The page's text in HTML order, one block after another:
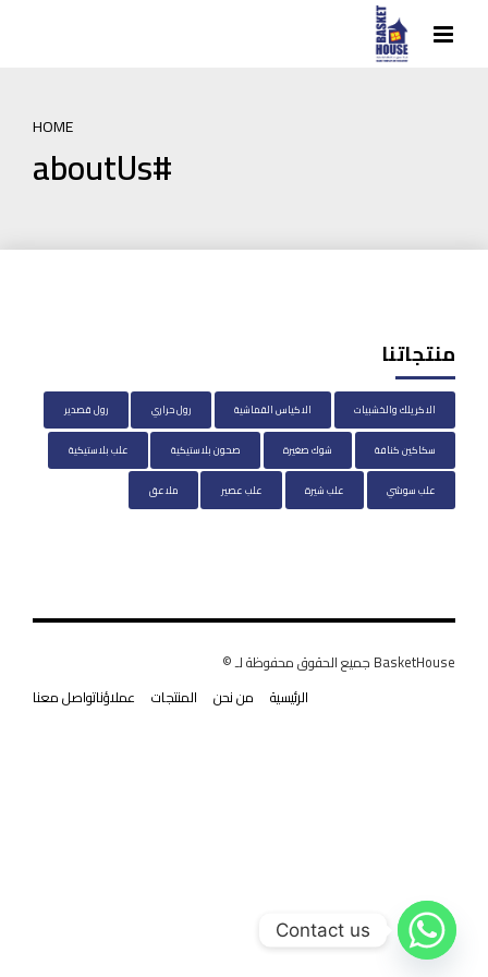
HOME
#aboutUs
منتجاتنا
الاكريلك والخشبيات الاكياس القماشية رول حراري رول قصدير
سكاكين كنافة شوك صغيرة صحون بلاستيكية علب بلاستيكية
علب سوشي علب شيرة علب عصير ملاعق
BasketHouse جميع الحقوق محفوظة لـ ©
الرئيسية
من نحن المنتجات عملاؤناتواصل معنا
Contact us